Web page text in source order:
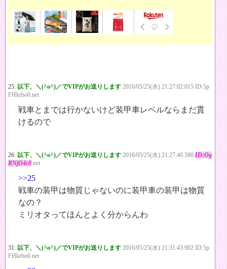
25: 以下、＼(^o^)／でVIPがお送りします 2016/05/25(水) 21:27:02.015 ID:5p
FHkrbo0.net
戦車とまでは行かないけど装甲車レベルならまだ貫
けるので
26: 以下、＼(^o^)／でVIPがお送りします 2016/05/25(水) 21:27:40.580 ID:Og
RNjO4c0.net
>>25
戦車の装甲は物質じゃないのに装甲車の装甲は物質
なの？
ミリオタってほんとよく分からんわ
31: 以下、＼(^o^)／でVIPがお送りします 2016/05/25(水) 21:31:43.902 ID:5p
FHkrbo0.net